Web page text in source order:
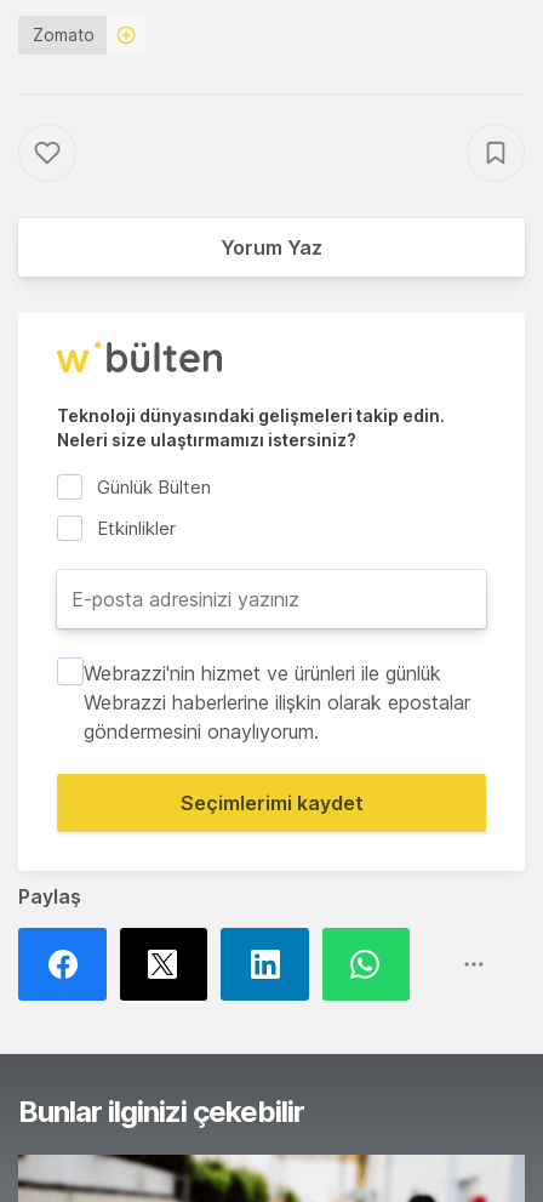
Paylaş
Zomato
Yorum Yaz
Teknoloji dünyasındaki gelişmeleri takip edin.
Neleri size ulaştırmamızı istersiniz?
Günlük Bülten
Etkinlikler
Webrazzi'nin hizmet ve ürünleri ile günlük
Webrazzi haberlerine ilişkin olarak epostalar
göndermesini onaylıyorum.
Seçimlerimi kaydet
Bunlar ilginizi çekebilir